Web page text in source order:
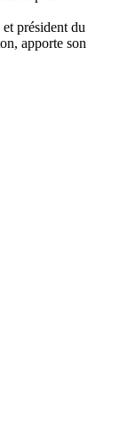
président du
apporte son